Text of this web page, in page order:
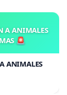
A ANIMALES
🚨
ANIMALES